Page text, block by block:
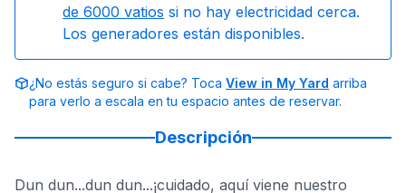
de 6000 vatios si no hay electricidad cerca.
Los generadores están disponibles.
¿No estás seguro si cabe? Toca View in My Yard arriba
para verlo a escala en tu espacio antes de reservar.
Descripción
Dun dun...dun dun...¡cuidado, aquí viene nuestro